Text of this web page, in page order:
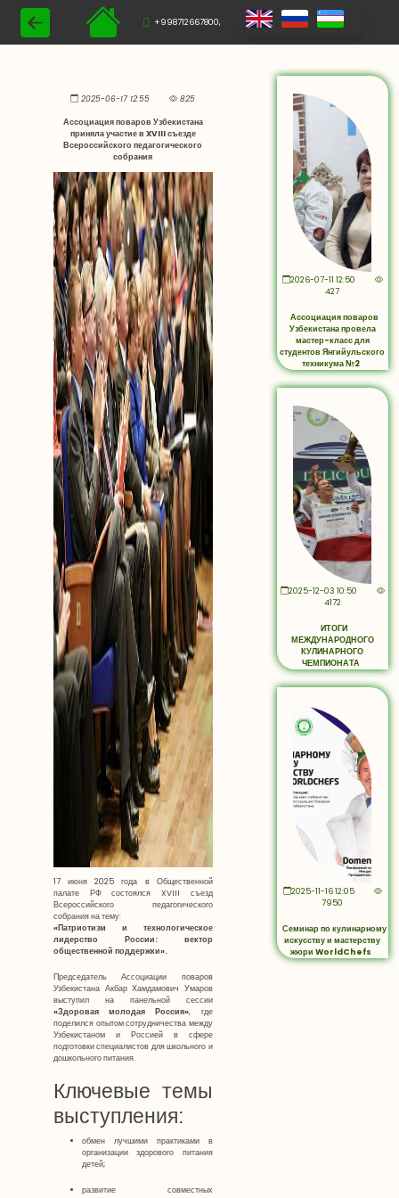
+998712667800,
2025-06-17 12:55 825
Ассоциация поваров Узбекистана
приняла участие в XVIII съезде
Всероссийского педагогического
собрания
17 июня 2025 года в Общественной
палате РФ состоялся XVIII съезд
Всероссийского педагогического
собрания на тему:
«Патриотизм и технологическое
лидерство России: вектор
общественной поддержки».
Председатель Ассоциации поваров
Узбекистана Акбар Хамдамович Умаров
выступил на панельной сессии
«Здоровая молодая Россия», где
поделился опытом сотрудничества между
Узбекистаном и Россией в сфере
подготовки специалистов для школьного и
дошкольного питания.
Ключевые темы
выступления:
обмен лучшими практиками в
организации здорового питания
детей;
развитие совместных
2026-07-11 12:50
427
Ассоциация поваров
Узбекистана провела
мастер-класс для
студентов Янгийульского
техникума №2
2025-12-03 10:50
4172
ИТОГИ
МЕЖДУНАРОДНОГО
КУЛИНАРНОГО
ЧЕМПИОНАТА
2025-11-16 12:05
7950
Семинар по кулинарному
искусству и мастерству
жюри WorldChefs